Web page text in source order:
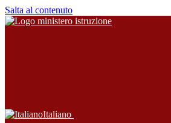
Salta al contenuto
Italiano